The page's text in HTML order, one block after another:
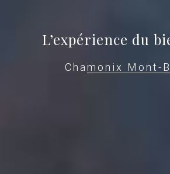
L’expérience du
Chamonix Mont-